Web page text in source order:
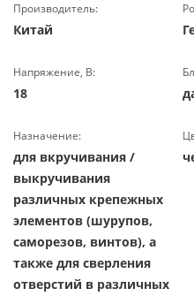
Производитель:
Китай
Напряжение, В:
18
Назначение:
для вкручивания /
выкручивания
различных крепежных
элементов (шурупов,
саморезов, винтов), а
также для сверления
отверстий в различных